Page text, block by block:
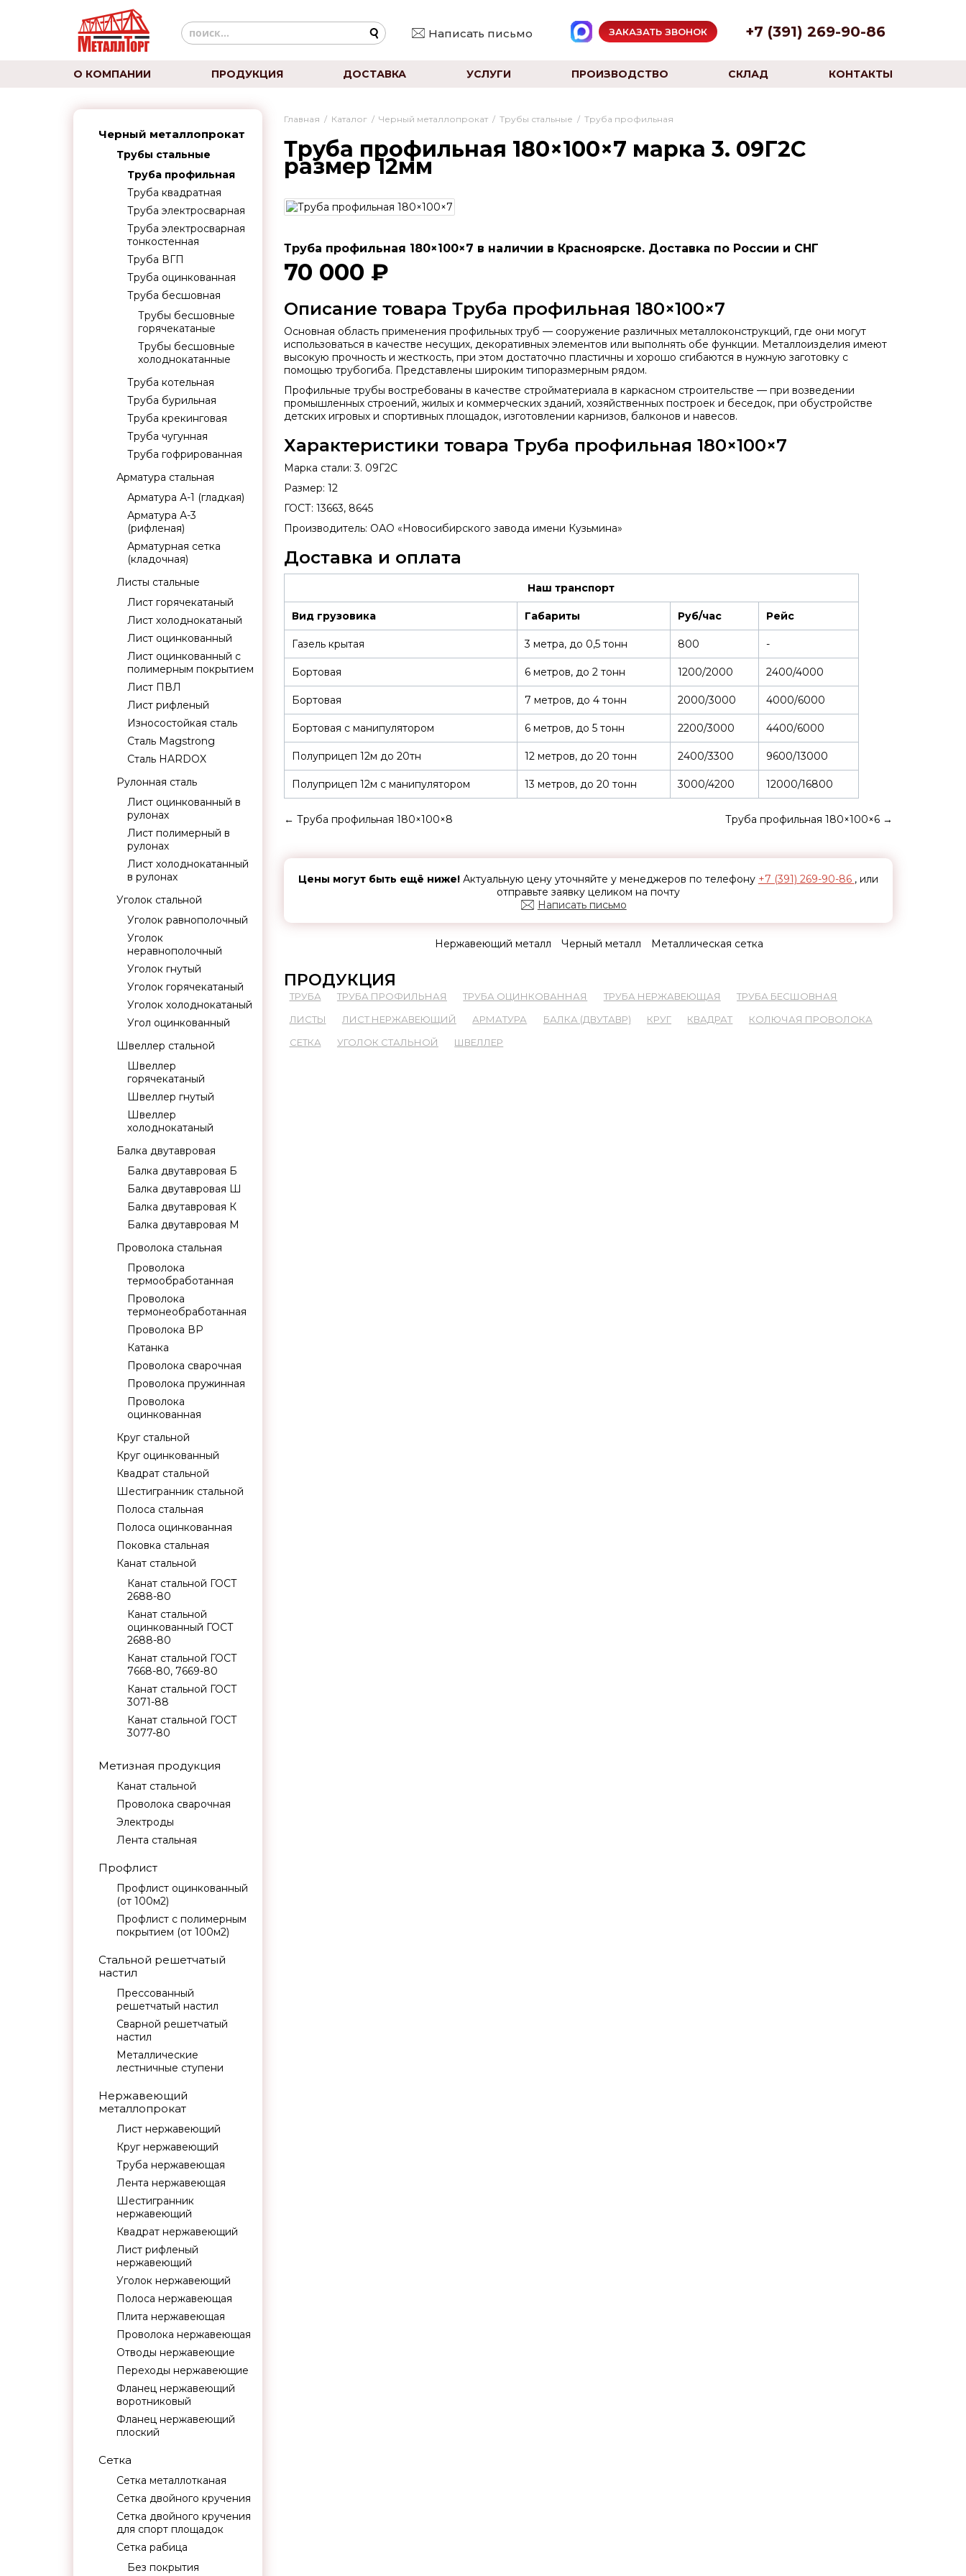
Написать письмо ЗАКАЗАТЬ ЗВОНОК +7 (391) 269-90-86
О КОМПАНИИ ПРОДУКЦИЯ ДОСТАВКА УСЛУГИ ПРОИЗВОДСТВО СКЛАД КОНТАКТЫ
Черный металлопрокат
Трубы стальные
Труба профильная
Труба квадратная
Труба электросварная
Труба электросварная
тонкостенная
Труба ВГП
Труба оцинкованная
Труба бесшовная
Трубы бесшовные
горячекатаные
Трубы бесшовные
холоднокатанные
Труба котельная
Труба бурильная
Труба крекинговая
Труба чугунная
Труба гофрированная
Арматура стальная
Арматура А-1 (гладкая)
Арматура А-3
(рифленая)
Арматурная сетка
(кладочная)
Листы стальные
Лист горячекатаный
Лист холоднокатаный
Лист оцинкованный
Лист оцинкованный с
полимерным покрытием
Лист ПВЛ
Лист рифленый
Износостойкая сталь
Сталь Magstrong
Сталь HARDOX
Рулонная сталь
Лист оцинкованный в
рулонах
Лист полимерный в
рулонах
Лист холоднокатанный
в рулонах
Уголок стальной
Уголок равнополочный
Уголок
неравнополочный
Уголок гнутый
Уголок горячекатаный
Уголок холоднокатаный
Угол оцинкованный
Швеллер стальной
Швеллер
горячекатаный
Швеллер гнутый
Швеллер
холоднокатаный
Балка двутавровая
Балка двутавровая Б
Балка двутавровая Ш
Балка двутавровая К
Балка двутавровая М
Проволока стальная
Проволока
термообработанная
Проволока
термонеобработанная
Проволока ВР
Катанка
Проволока сварочная
Проволока пружинная
Проволока
оцинкованная
Круг стальной
Круг оцинкованный
Квадрат стальной
Шестигранник стальной
Полоса стальная
Полоса оцинкованная
Поковка стальная
Канат стальной
Канат стальной ГОСТ
2688-80
Канат стальной
оцинкованный ГОСТ
2688-80
Канат стальной ГОСТ
7668-80, 7669-80
Канат стальной ГОСТ
3071-88
Канат стальной ГОСТ
3077-80
Метизная продукция
Канат стальной
Проволока сварочная
Электроды
Лента стальная
Профлист
Профлист оцинкованный
(от 100м2)
Профлист с полимерным
покрытием (от 100м2)
Стальной решетчатый
настил
Прессованный
решетчатый настил
Сварной решетчатый
настил
Металлические
лестничные ступени
Нержавеющий
металлопрокат
Лист нержавеющий
Круг нержавеющий
Труба нержавеющая
Лента нержавеющая
Шестигранник
нержавеющий
Квадрат нержавеющий
Лист рифленый
нержавеющий
Уголок нержавеющий
Полоса нержавеющая
Плита нержавеющая
Проволока нержавеющая
Отводы нержавеющие
Переходы нержавеющие
Фланец нержавеющий
воротниковый
Фланец нержавеющий
плоский
Сетка
Сетка металлотканая
Сетка двойного кручения
Сетка двойного кручения
для спорт площадок
Сетка рабица
Без покрытия
Главная / Каталог / Черный металлопрокат / Трубы стальные / Труба профильная
Труба профильная 180×100×7 марка 3. 09Г2С
размер 12мм
Труба профильная 180×100×7 в наличии в Красноярске. Доставка по России и СНГ
70 000 ₽
Описание товара Труба профильная 180×100×7
Основная область применения профильных труб — сооружение различных металлоконструкций, где они могут
использоваться в качестве несущих, декоративных элементов или выполнять обе функции. Металлоизделия имеют
высокую прочность и жесткость, при этом достаточно пластичны и хорошо сгибаются в нужную заготовку с
помощью трубогиба. Представлены широким типоразмерным рядом.
Профильные трубы востребованы в качестве стройматериала в каркасном строительстве — при возведении
промышленных строений, жилых и коммерческих зданий, хозяйственных построек и беседок, при обустройстве
детских игровых и спортивных площадок, изготовлении карнизов, балконов и навесов.
Характеристики товара Труба профильная 180×100×7
Марка стали: 3. 09Г2С
Размер: 12
ГОСТ: 13663, 8645
Производитель: ОАО «Новосибирского завода имени Кузьмина»
Доставка и оплата
Наш транспорт
Вид грузовика Габариты Руб/час Рейс
Газель крытая 3 метра, до 0,5 тонн 800 -
Бортовая 6 метров, до 2 тонн 1200/2000 2400/4000
Бортовая 7 метров, до 4 тонн 2000/3000 4000/6000
Бортовая с манипулятором 6 метров, до 5 тонн 2200/3000 4400/6000
Полуприцеп 12м до 20тн 12 метров, до 20 тонн 2400/3300 9600/13000
Полуприцеп 12м с манипулятором 13 метров, до 20 тонн 3000/4200 12000/16800
← Труба профильная 180×100×8 Труба профильная 180×100×6 →
Цены могут быть ещё ниже!Актуальную цену уточняйте у менеджеров по телефону +7 (391) 269-90-86 , или
отправьте заявку целиком на почту
Написать письмо
Нержавеющий металл Черный металл Металлическая сетка
ПРОДУКЦИЯ
ТРУБА ТРУБА ПРОФИЛЬНАЯ ТРУБА ОЦИНКОВАННАЯ ТРУБА НЕРЖАВЕЮЩАЯ
ТРУБА БЕСШОВНАЯ
ЛИСТЫ
ЛИСТ НЕРЖАВЕЮЩИЙ АРМАТУРА БАЛКА (ДВУТАВР) КРУГ КВАДРАТ
КОЛЮЧАЯ ПРОВОЛОКА
СЕТКА
УГОЛОК СТАЛЬНОЙ ШВЕЛЛЕР